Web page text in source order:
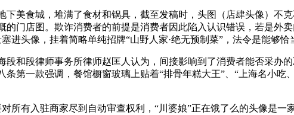
食城，堆满了食材和锅具，截至发稿时，头图（店肆头像）不
门店图。欺诈消费者的前提是消费者因此陷入认识错误，若是外
进头像，挂着简略单纯招牌“山野人家·绝无预制菜”，法令是能够恰
段律师事务所律师赵匡人认为，间接影响到了消费者能否采办
第一款强调，餐馆橱窗玻璃上贴着“排骨年糕大王”、“上海名小
有入驻商家尽到自动审查权利，“川婆娘”正在饿了么的头像是一